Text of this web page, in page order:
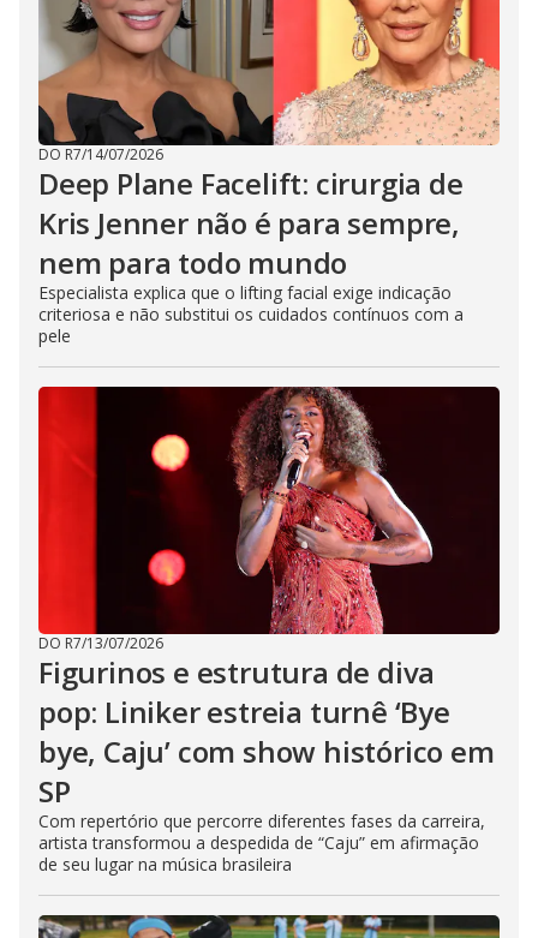
DO R7/14/07/2026
Deep Plane Facelift: cirurgia de
Kris Jenner não é para sempre,
nem para todo mundo
Especialista explica que o lifting facial exige indicação
criteriosa e não substitui os cuidados contínuos com a
pele
DO R7/13/07/2026
Figurinos e estrutura de diva
pop: Liniker estreia turnê ‘Bye
bye, Caju’ com show histórico em
SP
Com repertório que percorre diferentes fases da carreira,
artista transformou a despedida de “Caju” em afirmação
de seu lugar na música brasileira